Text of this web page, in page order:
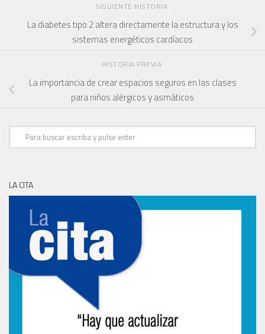
SIGUIENTE HISTORIA
La diabetes tipo 2 altera directamente la estructura y los
sistemas energéticos cardíacos
HISTORIA PREVIA
La importancia de crear espacios seguros en las clases
para niños alérgicos y asmáticos
LA CITA